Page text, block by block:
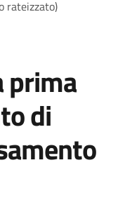
rateizzato)
prima
di